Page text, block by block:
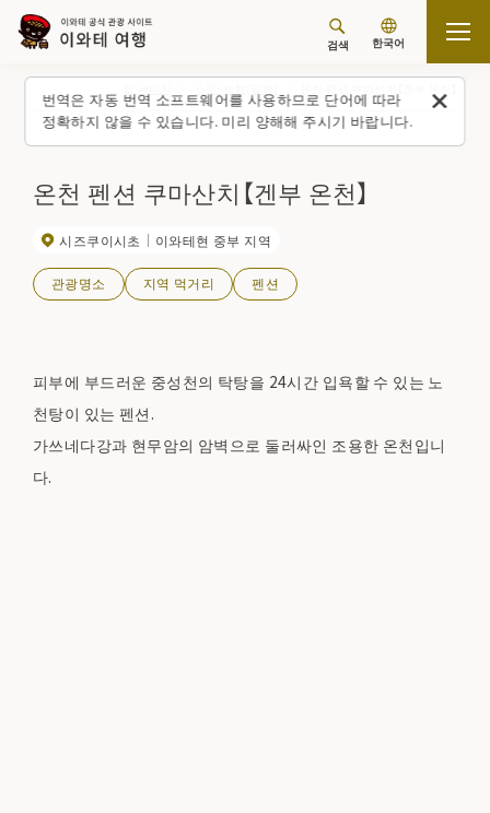
번역은 자동 번역 소프트웨어를 사용하므로 단어에 따라
정확하지 않을 수 있습니다. 미리 양해해 주시기 바랍니다.
검색 한국어
온천 펜션 쿠마산치【겐부 온천】
시즈쿠이시초 이와테현 중부 지역
관광명소 지역 먹거리 펜션
피부에 부드러운 중성천의 탁탕을 24시간 입욕할 수 있는 노
천탕이 있는 펜션.
가쓰네다강과 현무암의 암벽으로 둘러싸인 조용한 온천입니
다.